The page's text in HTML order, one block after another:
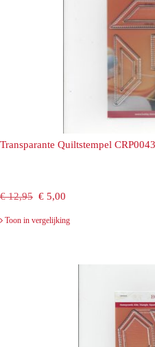
Transparante Quiltstempel
€12,95 Oorspronkelijke
prijs
€5,00
prijs
€ 5,00.
Toon in vergelijking